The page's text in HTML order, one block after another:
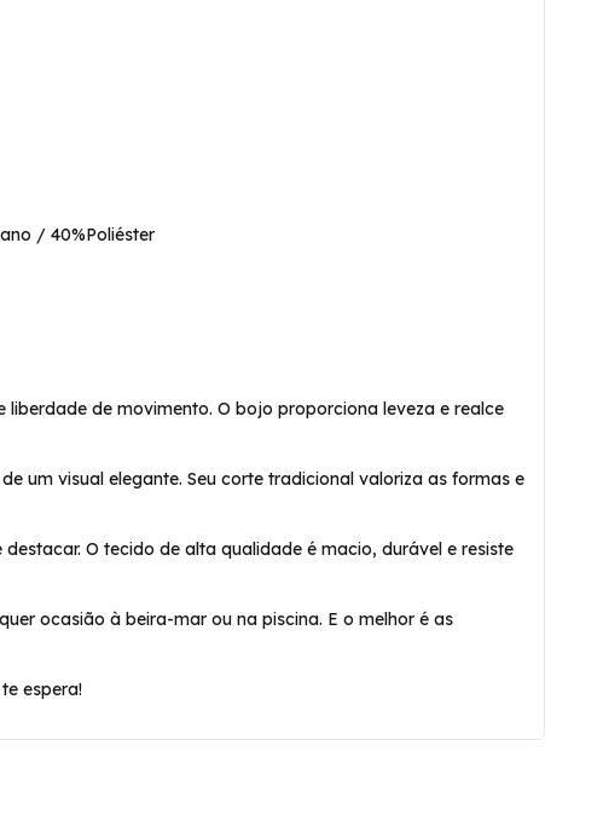
/ 40%Poliéster
de movimento. O bojo proporciona leveza e realce
um visual elegante. Seu corte tradicional valoriza as formas e
O tecido de alta qualidade é macio, durável e resiste
ocasião à beira-mar ou na piscina. E o melhor é as
espera!